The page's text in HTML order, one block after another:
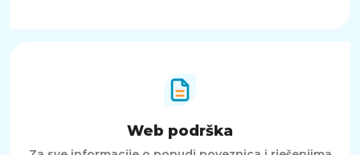
Web podrška